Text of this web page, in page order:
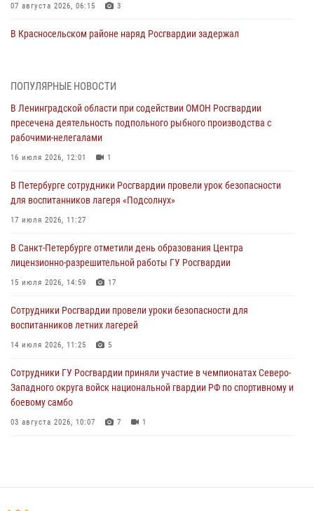
07 августа 2026, 06:15 3
В Красносельском районе наряд Росгвардии задержал
06 августа 2026, 13:39 1
В Центральном районе росгвардейцы оперативно задержали
хулигана, стрелявшего из пускового устройства рядом с жилыми
домами
06 августа 2026, 11:36
Сотрудники и военнослужащие Росгвардии обеспечили
правопорядок при проведении матча "Зенит" - "Балтика"
06 августа 2026, 07:30
В Выборгском районе наряд Росгвардии обнаружил
разыскиваемый преступный автотранспорт
05 августа 2026, 12:25 2
Петербургские росгвардейцы обнаружили объявленный в розыск
автомобиль, ранее использовавшийся при совершении кражи в
Ленобласти
ПОПУЛЯРНЫЕ НОВОСТИ
В Ленинградской области при содействии ОМОН Росгвардии
пресечена деятельность подпольного рыбного производства с
рабочими-нелегалами
16 июля 2026, 12:01 1
В Петербурге сотрудники Росгвардии провели урок безопасности
для воспитанников лагеря «Подсолнух»
17 июля 2026, 11:27
В Санкт-Петербурге отметили день образования Центра
лицензионно-разрешительной работы ГУ Росгвардии
15 июля 2026, 14:59 17
Сотрудники Росгвардии провели уроки безопасности для
воспитанников летних лагерей
14 июля 2026, 11:25 5
Сотрудники ГУ Росгвардии приняли участие в чемпионатах Северо-
Западного округа войск национальной гвардии РФ по спортивному и
боевому самбо
03 августа 2026, 10:07 7 1